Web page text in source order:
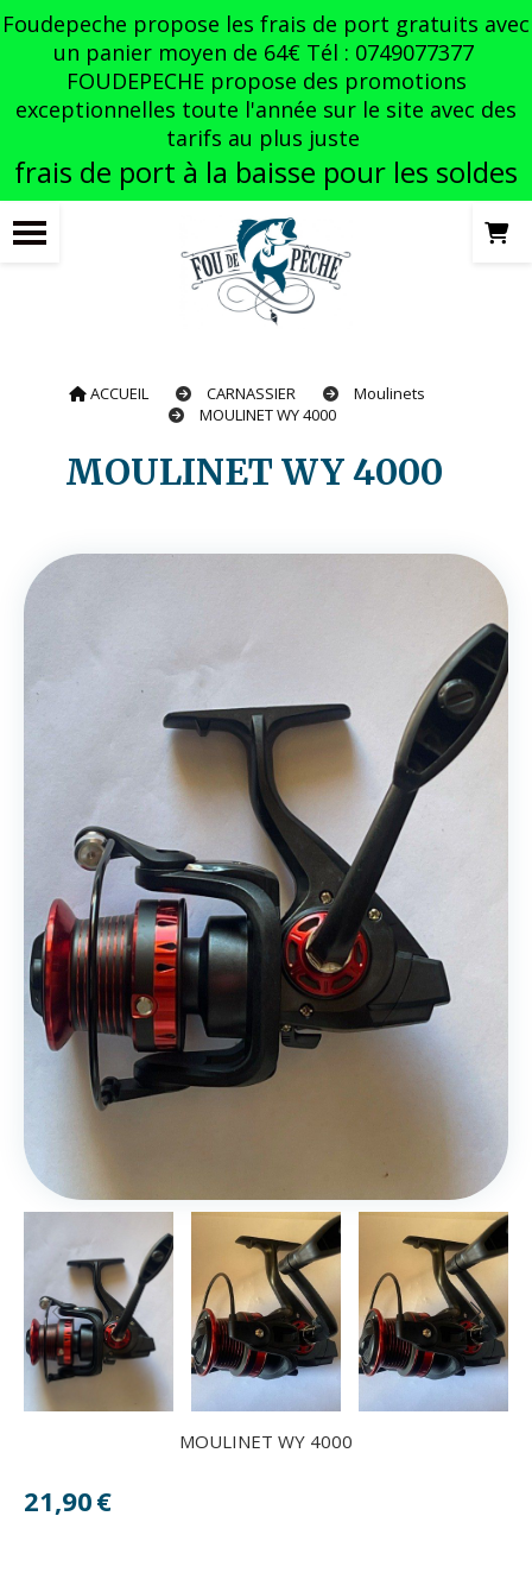
Foudepeche propose les frais de port gratuits avec
un panier moyen de 64€ Tél : 0749077377
FOUDEPECHE propose des promotions
exceptionnelles toute l'année sur le site avec des
tarifs au plus juste
frais de port à la baisse pour les soldes
ACCUEIL CARNASSIER
Moulinets
MOULINET WY 4000
MOULINET WY 4000
MOULINET WY 4000
21,90€